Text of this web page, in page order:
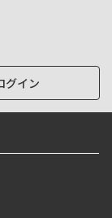
グイン